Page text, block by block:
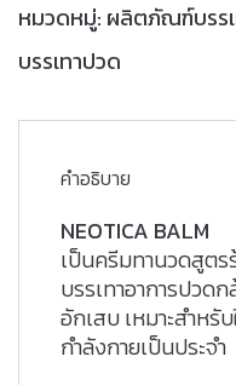
หมวดหมู่: ผลิตภัณฑ์บรร
บรรเทาปวด
คำอธิบาย
NEOTICA BALM
เป็นครีมทานวดสูตร
บรรเทาอาการปวด
อักเสบ เหมาะสำห
กำลังกายเป็นประจำ